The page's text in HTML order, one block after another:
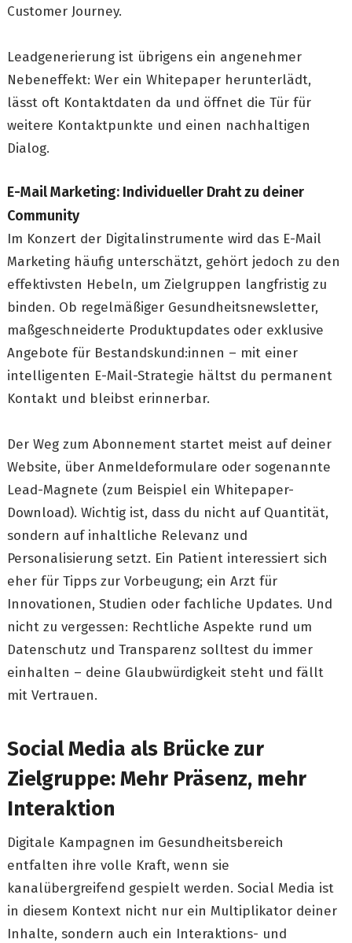
Customer Journey.
Leadgenerierung ist übrigens ein angenehmer
Nebeneffekt: Wer ein Whitepaper herunterlädt,
lässt oft Kontaktdaten da und öffnet die Tür für
weitere Kontaktpunkte und einen nachhaltigen
Dialog.
E-Mail Marketing: Individueller Draht zu deiner
Community
Im Konzert der Digitalinstrumente wird das E-Mail
Marketing häufig unterschätzt, gehört jedoch zu den
effektivsten Hebeln, um Zielgruppen langfristig zu
binden. Ob regelmäßiger Gesundheitsnewsletter,
maßgeschneiderte Produktupdates oder exklusive
Angebote für Bestandskund:innen – mit einer
intelligenten E-Mail-Strategie hältst du permanent
Kontakt und bleibst erinnerbar.
Der Weg zum Abonnement startet meist auf deiner
Website, über Anmeldeformulare oder sogenannte
Lead-Magnete (zum Beispiel ein Whitepaper-
Download). Wichtig ist, dass du nicht auf Quantität,
sondern auf inhaltliche Relevanz und
Personalisierung setzt. Ein Patient interessiert sich
eher für Tipps zur Vorbeugung; ein Arzt für
Innovationen, Studien oder fachliche Updates. Und
nicht zu vergessen: Rechtliche Aspekte rund um
Datenschutz und Transparenz solltest du immer
einhalten – deine Glaubwürdigkeit steht und fällt
mit Vertrauen.
Social Media als Brücke zur
Zielgruppe: Mehr Präsenz, mehr
Interaktion
Digitale Kampagnen im Gesundheitsbereich
entfalten ihre volle Kraft, wenn sie
kanalübergreifend gespielt werden. Social Media ist
in diesem Kontext nicht nur ein Multiplikator deiner
Inhalte, sondern auch ein Interaktions- und